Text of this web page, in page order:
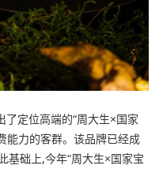
定位高端的“周大生×国家
能力的客群。该品牌已经成
基础上,今年“周大生×国家宝